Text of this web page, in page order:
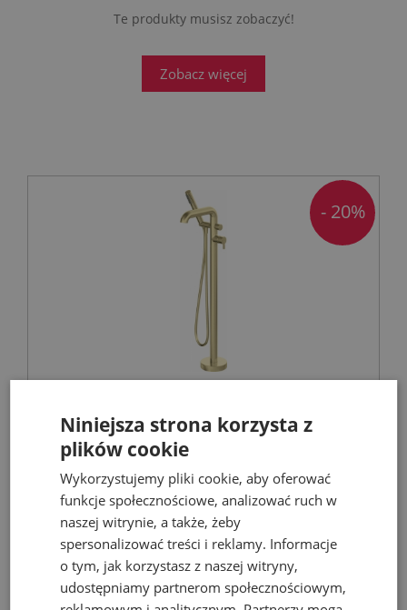
Te produkty musisz zobaczyć!
Zobacz więcej
wolnostojąca z kompletem natryskowym,
złoto szczotkowane
Baterie łazienkowe wolnostojące
4 238,67 zł
5 299,00 zł
- 20%
Niniejsza strona korzysta z
plików cookie
Wykorzystujemy pliki cookie, aby oferować
funkcje społecznościowe, analizować ruch w
naszej witrynie, a także, żeby
spersonalizować treści i reklamy. Informacje
o tym, jak korzystasz z naszej witryny,
udostępniamy partnerom społecznościowym,